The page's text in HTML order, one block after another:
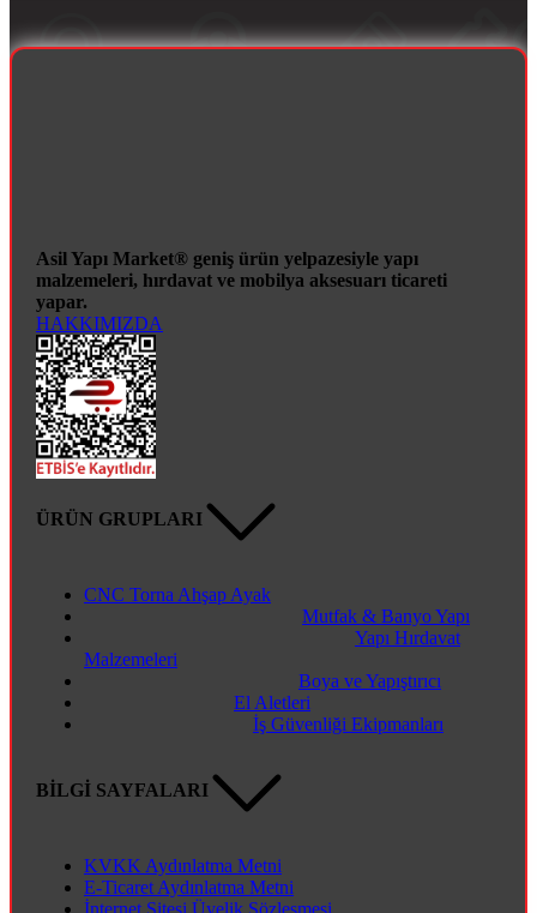
Asil Yapı Market® geniş ürün yelpazesiyle yapı
malzemeleri, hırdavat ve mobilya aksesuarı ticareti
yapar.
HAKKIMIZDA
ÜRÜN GRUPLARI
CNC Torna Ahşap Ayak
Mutfak & Banyo Yapı
Yapı Hırdavat
Malzemeleri
Boya ve Yapıştırıcı
El Aletleri
İş Güvenliği Ekipmanları
BİLGİ SAYFALARI
KVKK Aydınlatma Metni
E-Ticaret Aydınlatma Metni
İnternet Sitesi Üyelik Sözleşmesi